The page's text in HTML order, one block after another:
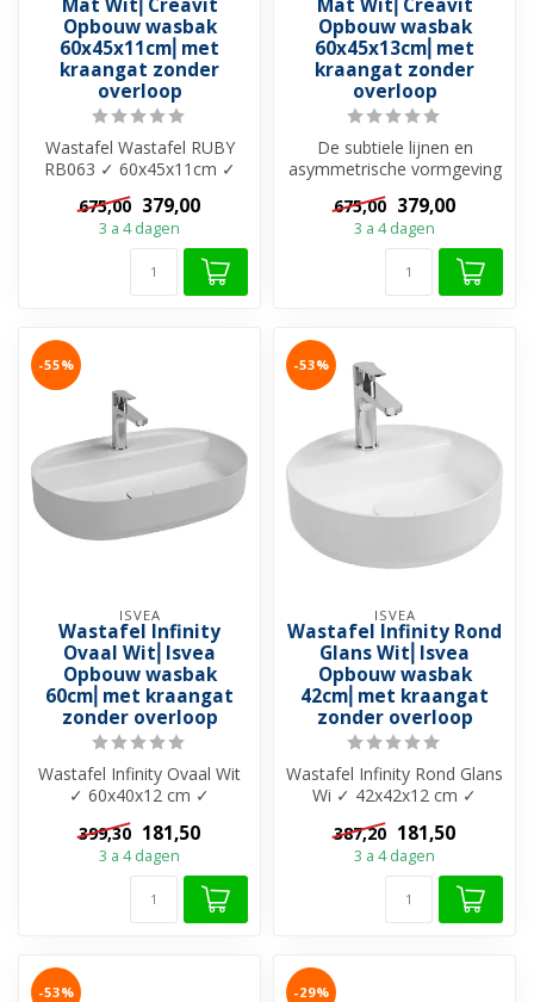
Mat Wit⎢Creavit
Opbouw wasbak
60x45x11cm⎢met
kraangat zonder
overloop
Wastafel Wastafel RUBY
RB063 ✓ 60x45x11cm ✓
Beste keramiek soort ✓
Met kraangat...
675,00 379,00
3 a 4 dagen
Mat Wit⎢Creavit
Opbouw wasbak
60x45x13cm⎢met
kraangat zonder
overloop
De subtiele lijnen en
asymmetrische vormgeving
zorgen voor een
dynamische, elega...
675,00 379,00
3 a 4 dagen
-55%
ISVEA
Wastafel Infinity
Ovaal Wit⎢Isvea
Opbouw wasbak
60cm⎢met kraangat
zonder overloop
Wastafel Infinity Ovaal Wit
✓ 60x40x12 cm ✓
Keramiek ✓ Met kraangat
✓ Zonder ove...
399,30 181,50
3 a 4 dagen
-53%
ISVEA
Wastafel Infinity Rond
Glans Wit⎢Isvea
Opbouw wasbak
42cm⎢met kraangat
zonder overloop
Wastafel Infinity Rond Glans
Wi ✓ 42x42x12 cm ✓
Keramiek ✓ Met kraangat
✓ Zonde...
387,20 181,50
3 a 4 dagen
-53% -29%